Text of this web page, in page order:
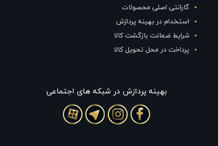
گارانتی اصلی محصولات
استخدام در بهینه پردازش
شرایط ضمانت بازگشت کالا
پرداخت در محل تحویل کالا
بهينه پردازش در شبکه های اجتماعی